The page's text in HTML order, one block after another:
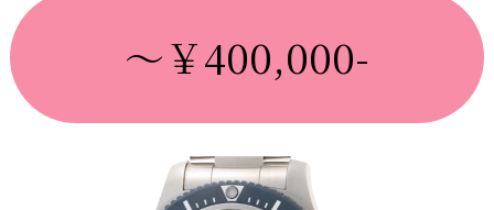
～￥400,000-